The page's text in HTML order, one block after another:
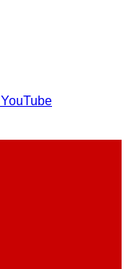
YouTube